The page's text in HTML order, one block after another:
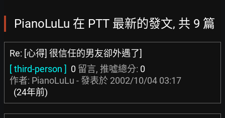
PianoLuLu 在 PTT 最新的發文, 共 9 篇
Re: [心得] 很信任的男友卻外遇了]
[ third-person ] 0 留言, 推噓總分: 0
作者: PianoLuLu - 發表於 2002/10/04 03:17
(24年前)